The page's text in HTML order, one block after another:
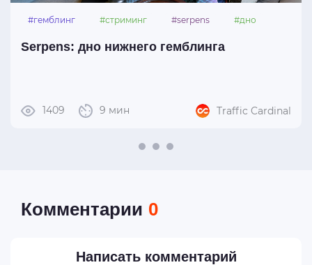
#гемблинг #стриминг #serpens #дно
Serpens: дно нижнего гемблинга
1409 9 мин Traffic Cardinal
Комментарии 0
Написать комментарий